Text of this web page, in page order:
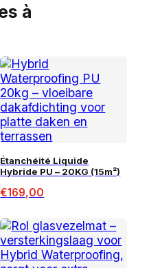
à
Étanchéité Liquide
Hybride PU – 20KG (15m²)
€169,00